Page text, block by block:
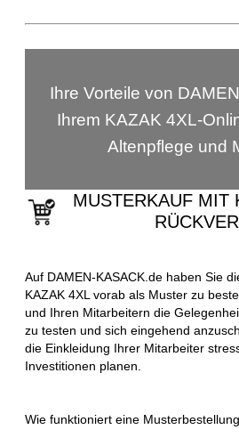
Ihre Vorteile von
Ihrem KAZAK 4XL-
Altenpflege und
MUSTERKAUF MIT
Auf DAMEN-KASACK.de haben Sie
KAZAK 4XL vorab als Muster zu
und Ihren Mitarbeitern die
zu testen und sich eingehend
die Einkleidung Ihrer Mitarbeiter
Investitionen planen.
Wie funktioniert eine